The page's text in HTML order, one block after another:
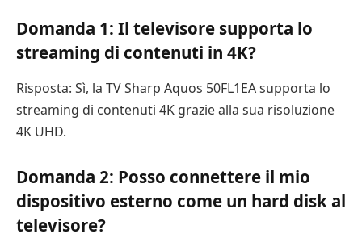
Domanda 1: Il televisore supporta lo
streaming di contenuti in 4K?
Risposta: Sì, la TV Sharp Aquos 50FL1EA supporta lo
streaming di contenuti 4K grazie alla sua risoluzione
4K UHD.
Domanda 2: Posso connettere il mio
dispositivo esterno come un hard disk al
televisore?